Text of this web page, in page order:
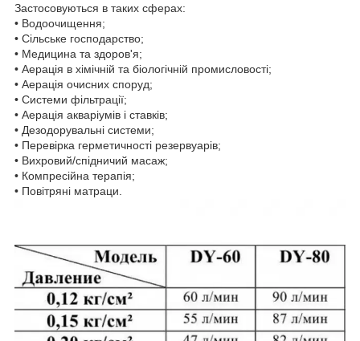
Застосовуються в таких сферах:
• Водоочищення;
• Сільське господарство;
• Медицина та здоров'я;
• Аерація в хімічній та біологічній промисловості;
• Аерація очисних споруд;
• Системи фільтрації;
• Аерація акваріумів і ставків;
• Дезодорувальні системи;
• Перевірка герметичності резервуарів;
• Вихровий/спідничий масаж;
• Компресійна терапія;
• Повітряні матраци.